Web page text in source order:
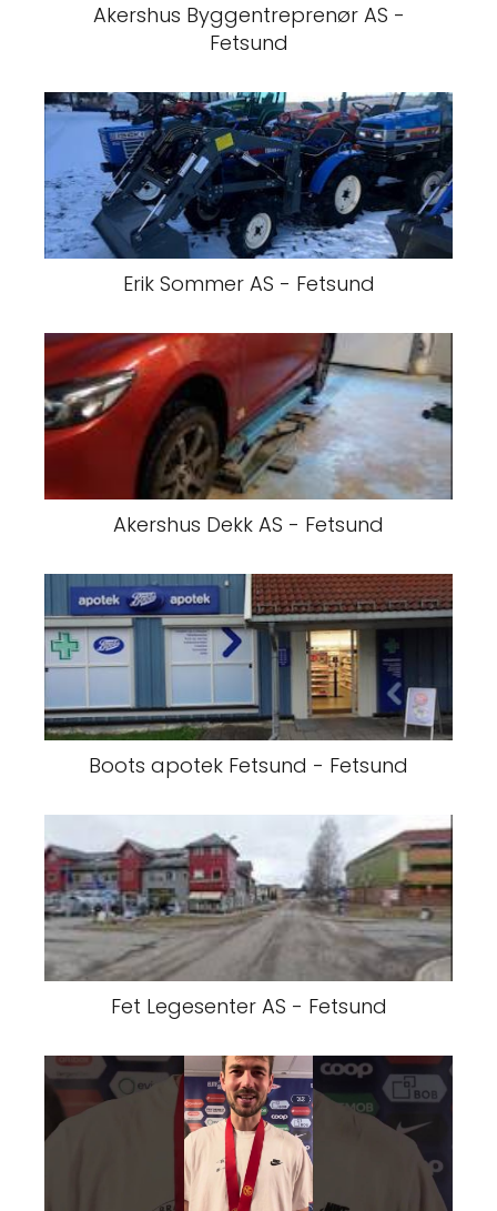
Akershus Byggentreprenør AS -
Fetsund
Erik Sommer AS - Fetsund
Akershus Dekk AS - Fetsund
Boots apotek Fetsund - Fetsund
Fet Legesenter AS - Fetsund